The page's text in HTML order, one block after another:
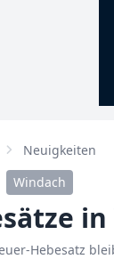
Neuigkeiten
Windach
Hebesatz